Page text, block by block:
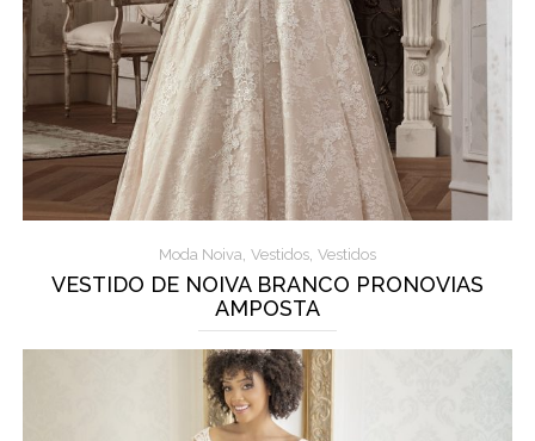
Moda Noiva, Vestidos, Vestidos
VESTIDO DE NOIVA BRANCO PRONOVIAS
AMPOSTA